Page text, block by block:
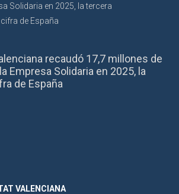
recaudó 17,7 millones de
Empresa Solidaria en 2025, la
de España
VALENCIANA